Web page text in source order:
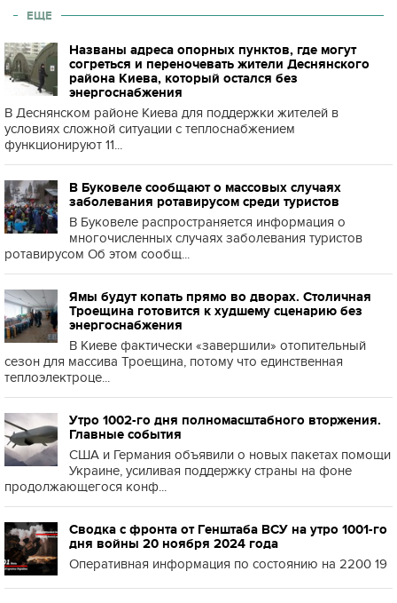
ЕЩЕ
Названы адреса опорных пунктов, где могут
согреться и переночевать жители Деснянского
района Киева, который остался без
энергоснабжения
В Деснянском районе Киева для поддержки жителей в
условиях сложной ситуации с теплоснабжением
функционируют 11...
В Буковеле сообщают о массовых случаях
заболевания ротавирусом среди туристов
В Буковеле распространяется информация о
многочисленных случаях заболевания туристов
ротавирусом Об этом сообщ...
Ямы будут копать прямо во дворах. Столичная
Троещина готовится к худшему сценарию без
энергоснабжения
В Киеве фактически «завершили» отопительный
сезон для массива Троещина, потому что единственная
теплоэлектроце...
Утро 1002-го дня полномасштабного вторжения.
Главные события
США и Германия объявили о новых пакетах помощи
Украине, усиливая поддержку страны на фоне
продолжающегося конф...
Сводка с фронта от Генштаба ВСУ на утро 1001-го
дня войны 20 ноября 2024 года
Оперативная информация по состоянию на 2200 19